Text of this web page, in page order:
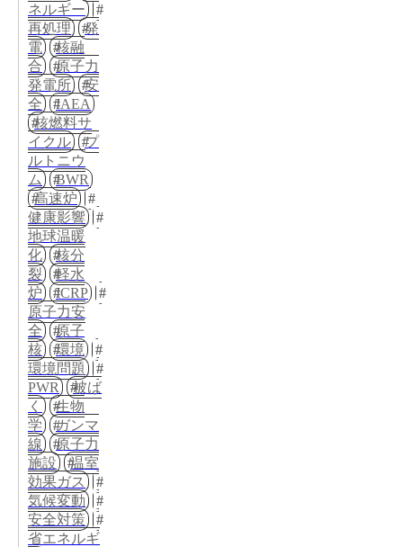
ネルギー
再処理
発
電
核融
合
原子力
発電所
安
全
IAEA
核燃料サ
イクル
プ
ルトニウ
ム
BWR
高速炉
健康影響
地球温暖
化
核分
裂
軽水
炉
ICRP
原子力安
全
原子
核
環境
環境問題
PWR
被ば
く
生物
学
ガンマ
線
原子力
施設
温室
効果ガス
気候変動
安全対策
省エネルギ